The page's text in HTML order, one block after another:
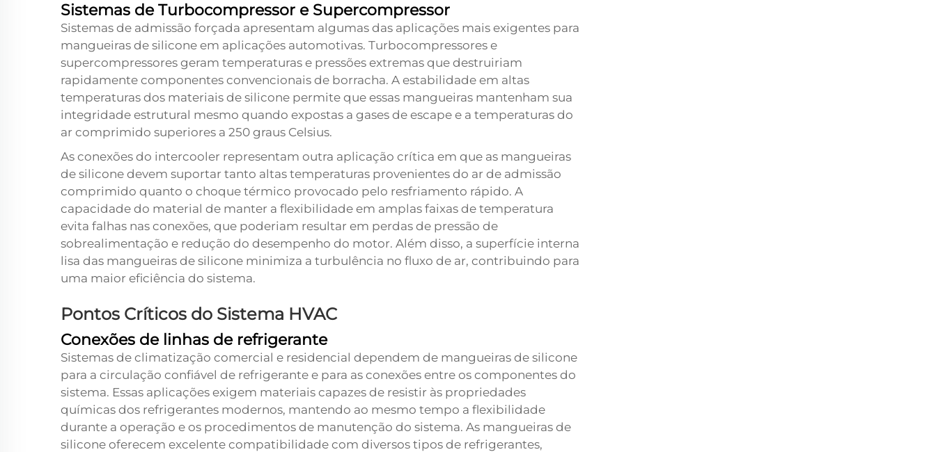
Sistemas de Turbocompressor e Supercompressor
Sistemas de admissão forçada apresentam algumas das aplicações mais exigentes para
mangueiras de silicone em aplicações automotivas. Turbocompressores e
supercompressores geram temperaturas e pressões extremas que destruiriam
rapidamente componentes convencionais de borracha. A estabilidade em altas
temperaturas dos materiais de silicone permite que essas mangueiras mantenham sua
integridade estrutural mesmo quando expostas a gases de escape e a temperaturas do
ar comprimido superiores a 250 graus Celsius.
As conexões do intercooler representam outra aplicação crítica em que as mangueiras
de silicone devem suportar tanto altas temperaturas provenientes do ar de admissão
comprimido quanto o choque térmico provocado pelo resfriamento rápido. A
capacidade do material de manter a flexibilidade em amplas faixas de temperatura
evita falhas nas conexões, que poderiam resultar em perdas de pressão de
sobrealimentação e redução do desempenho do motor. Além disso, a superfície interna
lisa das mangueiras de silicone minimiza a turbulência no fluxo de ar, contribuindo para
uma maior eficiência do sistema.
Pontos Críticos do Sistema HVAC
Conexões de linhas de refrigerante
Sistemas de climatização comercial e residencial dependem de mangueiras de silicone
para a circulação confiável de refrigerante e para as conexões entre os componentes do
sistema. Essas aplicações exigem materiais capazes de resistir às propriedades
químicas dos refrigerantes modernos, mantendo ao mesmo tempo a flexibilidade
durante a operação e os procedimentos de manutenção do sistema. As mangueiras de
silicone oferecem excelente compatibilidade com diversos tipos de refrigerantes,